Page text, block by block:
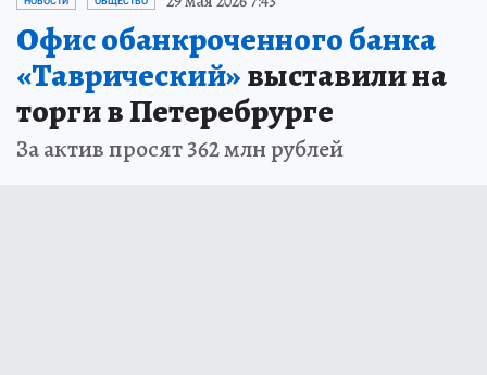
Офис обанкроченного банка
«Таврический»выставили на
торги в Петеребрурге
За актив просят 362 млн рублей